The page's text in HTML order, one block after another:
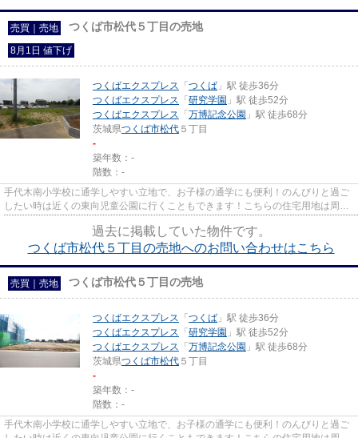
売買｜売地 つくば市松代５丁目の売地
8月1日 値下げ
つくばエクスプレス 「 つくば 」駅 徒歩36分
つくばエクスプレス 「 研究学園 」駅 徒歩52分
つくばエクスプレス 「 万博記念公園 」駅 徒歩68分
茨城県つくば市松代 ５丁目
-
築年数：-
階数：-
手代木南小学校に通学しやすい立地で、お子様の通学にも便利！のんびりと過ご
したい時は近くの東向児童公園に行くこともできます！こちらの住宅用地は周囲
過去に掲載していた物件です。
つくば市松代５丁目の売地へのお問い合わせはこちら
売買｜売地 つくば市松代５丁目の売地
つくばエクスプレス 「 つくば 」駅 徒歩36分
つくばエクスプレス 「 研究学園 」駅 徒歩52分
つくばエクスプレス 「 万博記念公園 」駅 徒歩68分
茨城県つくば市松代 ５丁目
-
築年数：-
階数：-
手代木南小学校に通学しやすい立地で、お子様の通学にも便利！のんびりと過ご